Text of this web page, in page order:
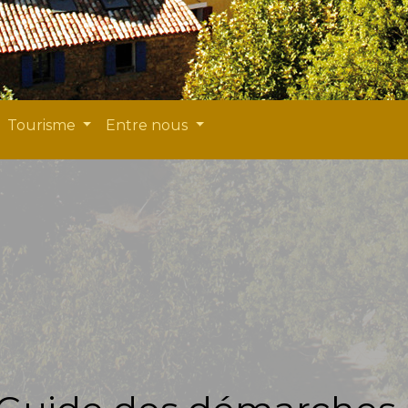
Tourisme Entre nous